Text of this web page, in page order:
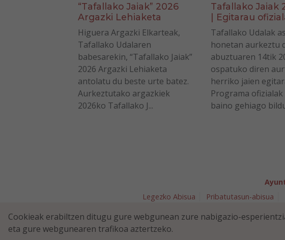
“Tafallako Jaiak” 2026
Argazki Lehiaketa
Higuera Argazki Elkarteak,
Tafallako Udalaren
babesarekin, “Tafallako Jaiak”
2026 Argazki Lehiaketa
antolatu du beste urte batez.
Aurkeztutako argazkiek
2026ko Tafallako J...
Tafallako Jaiak
| Egitarau
Tafallako Udalak
honetan aurkeztu
abuztuaren 14tik
ospatuko diren
herriko jaien
Programa
baino gehiago
Legezko Abisua
Pribatutasun-abisua
Cookieak erabiltzen ditugu gure webgunean zure nabigazio-
eta gure webgunearen trafikoa aztertzeko.